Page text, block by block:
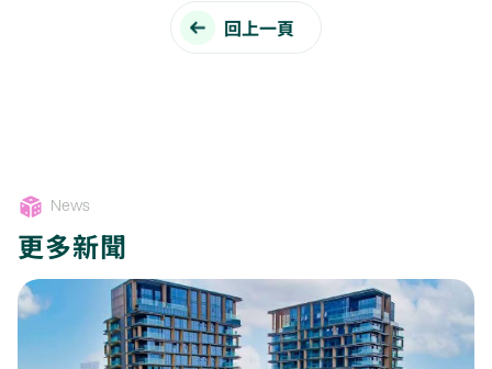
回上一頁
News
更多新聞